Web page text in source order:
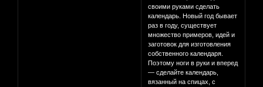
своими руками сделать
календарь. Новый год бывает
раз в году, существует
множество примеров, идей и
заготовок для изготовления
собственного календаря.
Поэтому ноги в руки и вперед
— сделайте календарь,
вязанный на спицах, с